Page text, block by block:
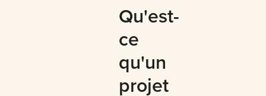
Qu'est-
ce
qu'un
projet